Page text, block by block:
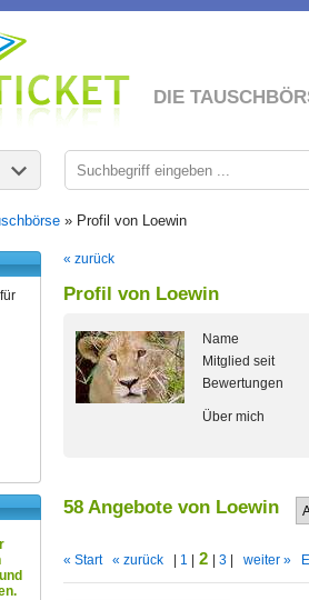
DIE
» Profil von Loewin
« zurück
Profil von Loewin
Name
Mitglied seit
Bewertungen
Über mich
58 Angebote von Loewin
« Start « zurück 1 2 3 weiter »